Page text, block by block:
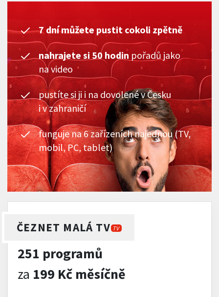
7 dní můžete pustit cokoli zpětně
nahrajete si 50 hodin pořadů jako
na video
pustíte si ji i na dovolené v Česku
i v zahraničí
funguje na 6 zařízeních najednou (TV,
mobil, PC, tablet)
ČEZNET MALÁ TV TV
251 programů
za 199 Kč měsíčně